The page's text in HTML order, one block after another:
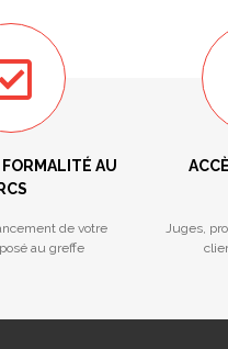
AU
RCS
de votre
au greffe
Juges,